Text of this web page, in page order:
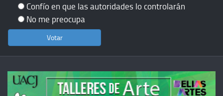
Confío en que las autoridades lo controlarán
No me preocupa